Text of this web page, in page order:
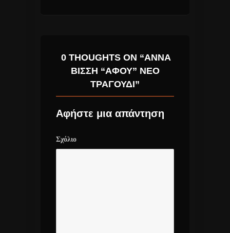
0 THOUGHTS ON “ΆΝΝΑ
ΒΊΣΣΗ “ΑΦΟΎ” ΝΈΟ
ΤΡΑΓΟΎΔΙ”
Αφήστε μια απάντηση
Σχόλιο